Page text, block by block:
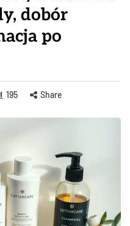
dobór
po
195 Share